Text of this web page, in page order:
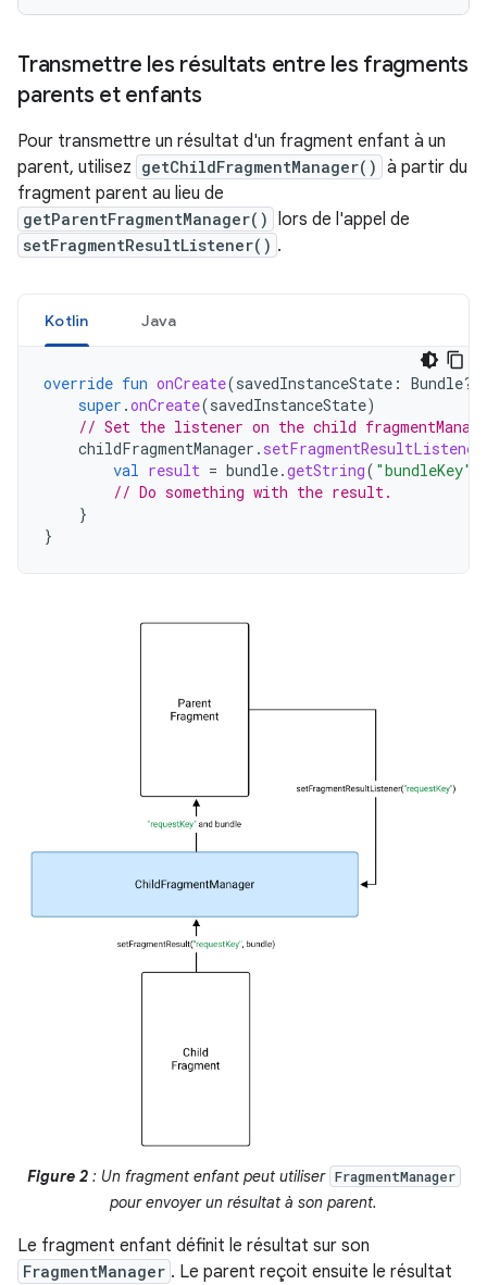
Transmettre les résultats entre les fragments
parents et enfants
Pour transmettre un résultat d'un fragment enfant à un
parent, utilisez getChildFragmentManager() à partir du
fragment parent au lieu de
getParentFragmentManager() lors de l'appel de
setFragmentResultListener() .
Kotlin Java
override fun onCreate(savedInstanceState : Bundle?)
super .onCreate(savedInstanceState)
// Set the listener on the child
childFragmentManager . setFragmentResultListener
val result = bundle.getString( "bundleKey"
// Do something with the result.
}
}
Figure 2: Un fragment enfant peut utiliser FragmentManager
pour envoyer un résultat à son parent.
Le fragment enfant définit le résultat sur son
FragmentManager . Le parent reçoit ensuite le résultat